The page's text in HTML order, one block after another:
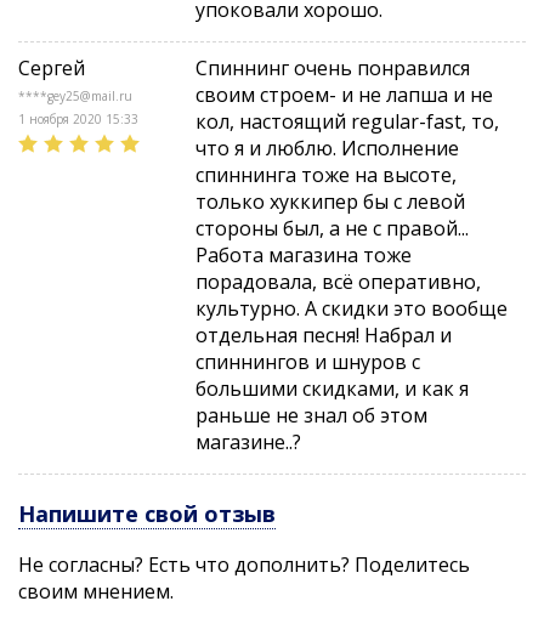
Длина: 6'6.
Тест: 1-8 гр.
Тип: двучастник
упоковали хорошо.
Сергей
****gey25@mail.ru
1 ноября 2020 15:33
Спиннинг очень понравился
своим строем- и не лапша и не
кол, настоящий regular-fast, то,
что я и люблю. Исполнение
спиннинга тоже на высоте,
только хуккипер бы с левой
стороны был, а не с правой...
Работа магазина тоже
порадовала, всё оперативно,
культурно. А скидки это вообще
отдельная песня! Набрал и
спиннингов и шнуров с
большими скидками, и как я
раньше не знал об этом
магазине..?
Напишите свой отзыв
Не согласны? Есть что дополнить? Поделитесь
своим мнением.